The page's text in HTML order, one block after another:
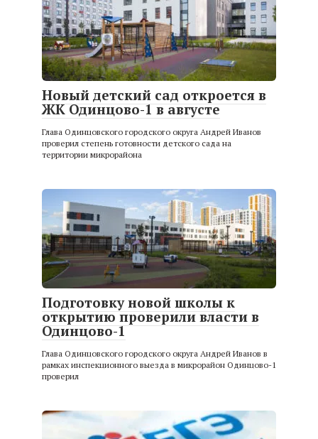
Новый детский сад откроется в
ЖК Одинцово-1 в августе
Глава Одинцовского городского округа Андрей Иванов
проверил степень готовности детского сада на
территории микрорайона
Подготовку новой школы к
открытию проверили власти в
Одинцово-1
Глава Одинцовского городского округа Андрей Иванов в
рамках инспекционного выезда в микрорайон Одинцово-1
проверил